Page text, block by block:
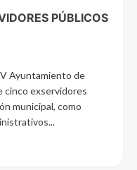
PÚBLICOS
Ayuntamiento de
cinco exservidores
municipal, como